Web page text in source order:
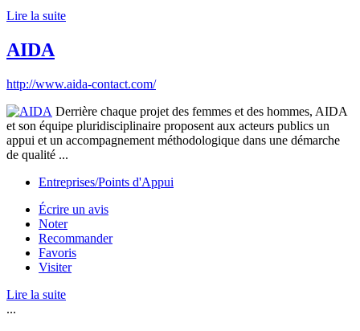
Lire la suite
AIDA
http://www.aida-contact.com/
Derrière chaque projet des femmes et des hommes, AIDA
et son équipe pluridisciplinaire proposent aux acteurs publics un
appui et un accompagnement méthodologique dans une démarche
de qualité ...
Entreprises/Points d'Appui
Écrire un avis
Noter
Recommander
Favoris
Visiter
Lire la suite
...